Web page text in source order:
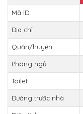
Mã ID
Địa chỉ
Quận/huyện
Phòng ngủ
Toilet
Đường trước nhà